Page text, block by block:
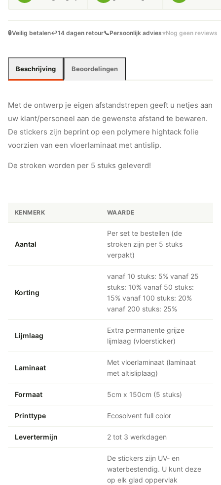
AANTAL
🔒Veilig betalen↩️14 dagen retour📞Persoonlijk advies⭐Nog geen reviews
Beschrijving Beoordelingen
Met de ontwerp je eigen afstandstrepen geeft u netjes aan
uw klant/personeel aan de gewenste afstand te bewaren.
De stickers zijn beprint op een polymere hightack folie
voorzien van een vloerlaminaat met antislip.
De stroken worden per 5 stuks geleverd!
KENMERK WAARDE
Aantal
Per set te bestellen (de
stroken zijn per 5 stuks
verpakt)
Korting
vanaf 10 stuks: 5% vanaf 25
stuks: 10% vanaf 50 stuks:
15% vanaf 100 stuks: 20%
vanaf 200 stuks: 25%
Lijmlaag
Extra permanente grijze
lijmlaag (vloersticker)
Laminaat
Met vloerlaminaat (laminaat
met altisliplaag)
Formaat 5cm x 150cm (5 stuks)
Printtype Ecosolvent full color
Levertermijn 2 tot 3 werkdagen
De stickers zijn UV- en
waterbestendig. U kunt deze
op elk glad oppervlak